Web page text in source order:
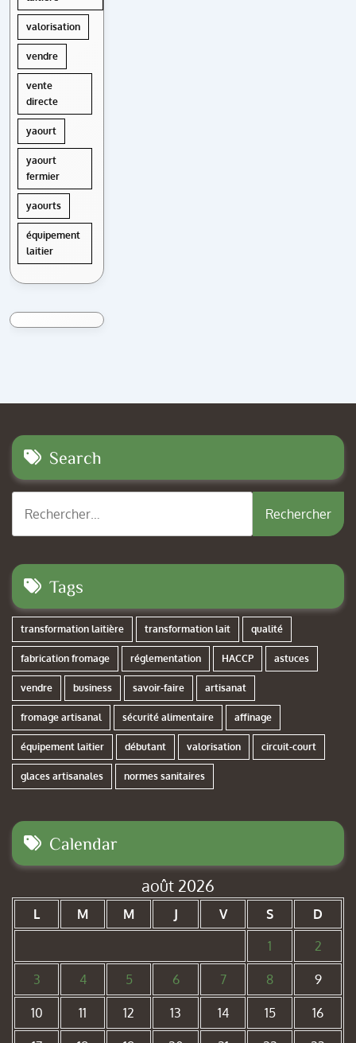
valorisation
vendre
vente
directe
yaourt
yaourt
fermier
yaourts
équipement
laitier
Search
Tags
transformation laitière transformation lait qualité
fabrication fromage réglementation HACCP astuces
vendre business savoir-faire artisanat
fromage artisanal sécurité alimentaire affinage
équipement laitier débutant valorisation circuit-court
glaces artisanales normes sanitaires
Calendar
août 2026
L M M J V S
D
1
2
3 4 5 6 7 8 9
10 11 12 13 14 15 16